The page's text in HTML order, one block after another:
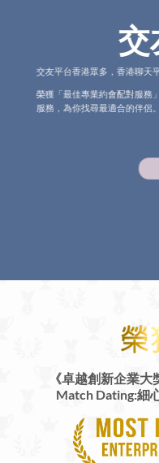
交
交友平台香港眾多，香港聊天
榮獲「最佳專業約會配對服務
服務，為你找尋最適合的伴侶。
《卓越創新企業大
Match Dating:細